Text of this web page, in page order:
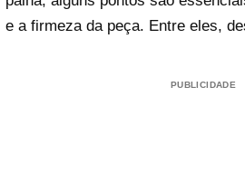
e a firmeza da peça. Entre eles,
PUBLICIDADE